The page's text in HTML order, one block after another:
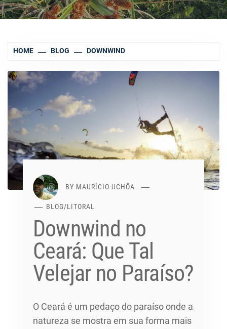
HOME BLOG DOWNWIND
BY MAURÍCIO UCHÔA
BLOG/LITORAL
Downwind no
Ceará: Que Tal
Velejar no Paraíso?
O Ceará é um pedaço do paraíso onde a
natureza se mostra em sua forma mais